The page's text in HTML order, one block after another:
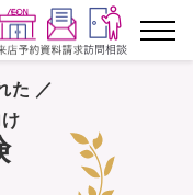
た ／